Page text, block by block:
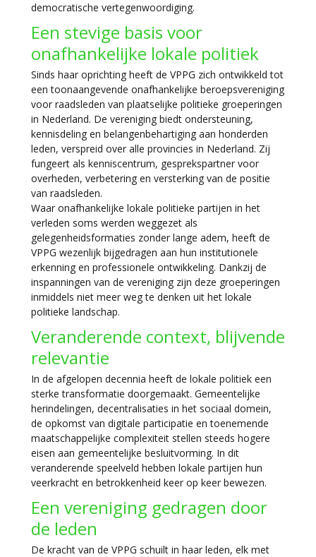
democratische vertegenwoordiging.
Een stevige basis voor
onafhankelijke lokale politiek
Sinds haar oprichting heeft de VPPG zich ontwikkeld tot
een toonaangevende onafhankelijke beroepsvereniging
voor raadsleden van plaatselijke politieke groeperingen
in Nederland. De vereniging biedt ondersteuning,
kennisdeling en belangenbehartiging aan honderden
leden, verspreid over alle provincies in Nederland. Zij
fungeert als kenniscentrum, gesprekspartner voor
overheden, verbetering en versterking van de positie
van raadsleden.
Waar onafhankelijke lokale politieke partijen in het
verleden soms werden weggezet als
gelegenheidsformaties zonder lange adem, heeft de
VPPG wezenlijk bijgedragen aan hun institutionele
erkenning en professionele ontwikkeling. Dankzij de
inspanningen van de vereniging zijn deze groeperingen
inmiddels niet meer weg te denken uit het lokale
politieke landschap.
Veranderende context, blijvende
relevantie
In de afgelopen decennia heeft de lokale politiek een
sterke transformatie doorgemaakt. Gemeentelijke
herindelingen, decentralisaties in het sociaal domein,
de opkomst van digitale participatie en toenemende
maatschappelijke complexiteit stellen steeds hogere
eisen aan gemeentelijke besluitvorming. In dit
veranderende speelveld hebben lokale partijen hun
veerkracht en betrokkenheid keer op keer bewezen.
Een vereniging gedragen door
de leden
De kracht van de VPPG schuilt in haar leden, elk met